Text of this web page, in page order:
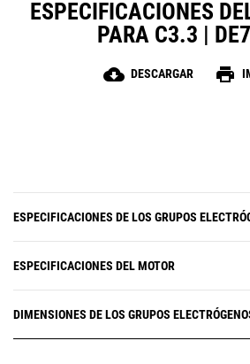
ESPECIFICACIONES
PARA C3.3 |
cloud_download DESCARGAR print
ESPECIFICACIONES DE LOS GRUPOS
ESPECIFICACIONES DEL MOTOR
DIMENSIONES DE LOS GRUPOS